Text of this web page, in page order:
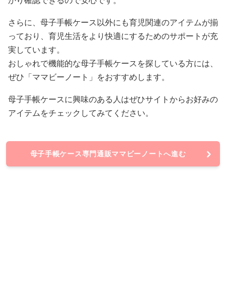
さらに、母子手帳ケース以外にも育児関連のアイテムが揃
っており、育児生活をより快適にするためのサポートが充
実しています。
おしゃれで機能的な母子手帳ケースを探している方には、
ぜひ「ママビーノート」をおすすめします。
母子手帳ケースに興味のある人はぜひサイトからお好みの
アイテムをチェックしてみてください。
母子手帳ケース専門通販ママビーノートへ進む